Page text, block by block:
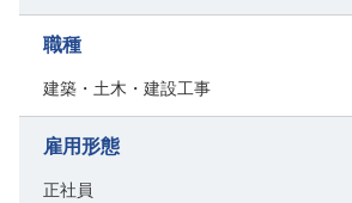
職種
建築・土木・建設工事
雇用形態
正社員